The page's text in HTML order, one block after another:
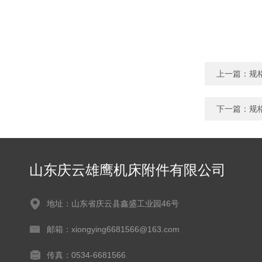
上一篇： 规
下一篇： 规
山东庆云雄鹰机床附件有限公司
地址：山东省庆云县鑫盛工业园46号
邮箱：xiongying6681566@163.com
传真：0534-6681566